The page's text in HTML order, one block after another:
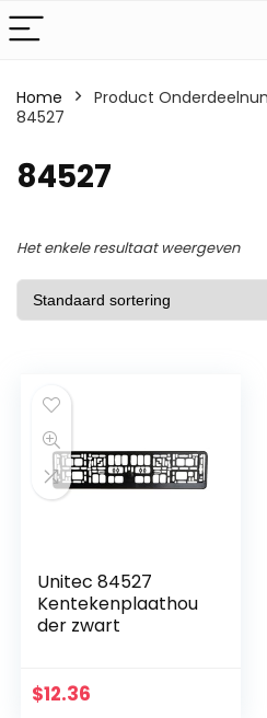
Home
Product
84527
84527
Het enkele resultaat weergeven
Unitec 84527
Kentekenplaathou
der zwart
$12.36